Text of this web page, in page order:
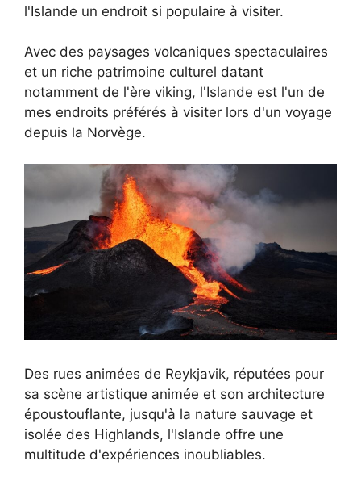
l'Islande un endroit si populaire à visiter.
Avec des paysages volcaniques spectaculaires
et un riche patrimoine culturel datant
notamment de l'ère viking, l'Islande est l'un de
mes endroits préférés à visiter lors d'un voyage
depuis la Norvège.
Des rues animées de Reykjavik, réputées pour
sa scène artistique animée et son architecture
époustouflante, jusqu'à la nature sauvage et
isolée des Highlands, l'Islande offre une
multitude d'expériences inoubliables.